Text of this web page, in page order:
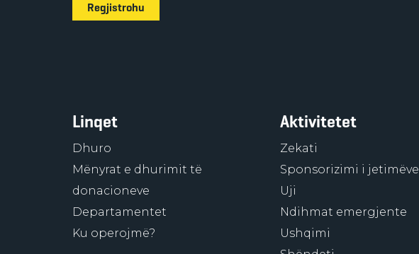
Regjistrohu
Linqet
Dhuro
Mënyrat e dhurimit të
donacioneve
Departamentet
Ku operojmë?
Aktivitetet
Zekati
Sponsorizimi i jetimëve
Uji
Ndihmat emergjente
Ushqimi